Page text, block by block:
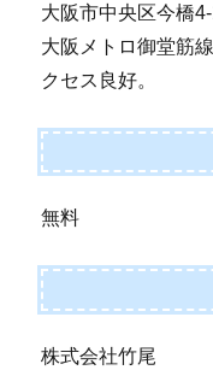
大阪市中央区今橋
大阪メトロ御堂筋
クセス良好。
無料
株式会社竹尾